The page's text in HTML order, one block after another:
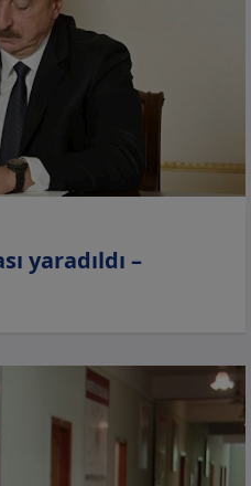
yaradıldı –